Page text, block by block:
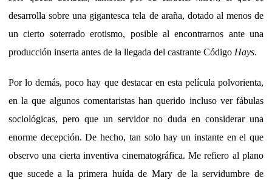
desarrolla sobre una gigantesca tela de araña, dotado al menos de
un cierto soterrado erotismo, posible al encontrarnos ante una
producción inserta antes de la llegada del castrante Código Hays.
Por lo demás, poco hay que destacar en esta película polvorienta,
en la que algunos comentaristas han querido incluso ver fábulas
sociológicas, pero que un servidor no duda en considerar una
enorme decepción. De hecho, tan solo hay un instante en el que
observo una cierta inventiva cinematográfica. Me refiero al plano
que sucede a la primera huída de Mary de la servidumbre de